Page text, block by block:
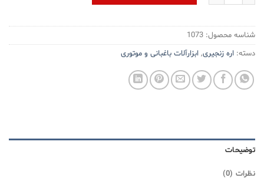
شناسه محصول: 1073
دسته: اره زنجیری, ابزارآلات باغبانی و موتوری
توضیحات
نظرات (0)